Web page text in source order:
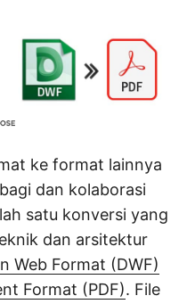
ke format lainnya
dan kolaborasi
satu konversi yang
dan arsitektur
Web Format (DWF)
Format (PDF). File